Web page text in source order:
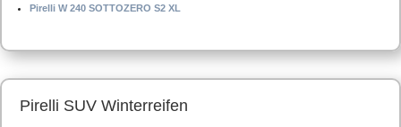
Pirelli W 240 SOTTOZERO S2 XL
Pirelli SUV Winterreifen